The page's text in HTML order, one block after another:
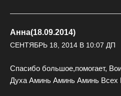
Анна(18.09.2014)
СЕНТЯБРЬ 18, 2014 В 10:07 ДП
Спасибо большое,помогает,
Духа Аминь Аминь Аминь Всех